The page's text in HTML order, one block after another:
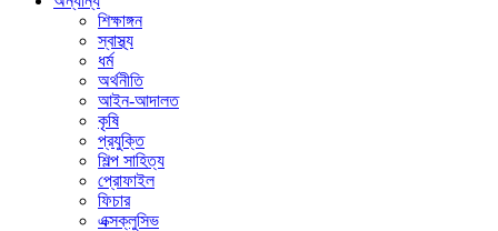
শিক্ষাঙ্গন
স্বাস্থ্য
ধর্ম
অর্থনীতি
আইন-আদালত
কৃষি
প্রযুক্তি
শিল্প সাহিত্য
প্রোফাইল
ফিচার
এক্সক্লুসিভ